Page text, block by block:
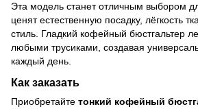
Эта модель станет отличным выбором
ценят естественную посадку, лёгкость
стиль. Гладкий кофейный бюстгальтер
любыми трусиками, создавая
каждый день.
Как заказать
Приобретайте тонкий кофейный